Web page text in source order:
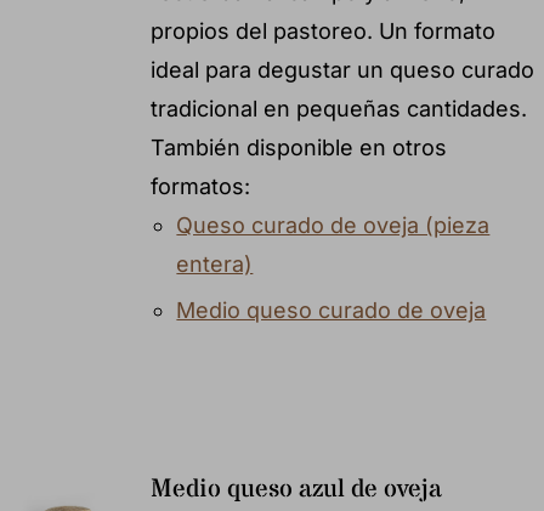
propios del pastoreo. Un formato
ideal para degustar un queso curado
tradicional en pequeñas cantidades.
También disponible en otros
formatos:
Queso curado de oveja (pieza
entera)
Medio queso curado de oveja
Medio queso azul de oveja